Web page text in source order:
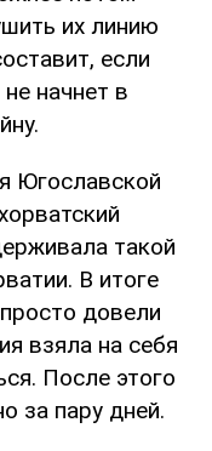
их линию
если
начнет в
Югославской
такой
В итоге
довели
взяла на себя
После этого
за пару дней.